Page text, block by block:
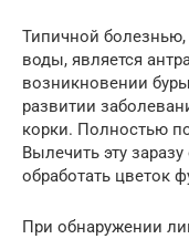
Типичной
воды, является
возникновении
развитии
корки. Полностью
Вылечить эту
обработать цветок
При обнаружении